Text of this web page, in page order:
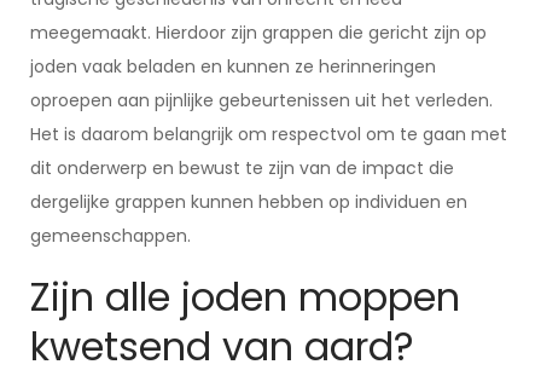
meegemaakt. Hierdoor zijn grappen die gericht zijn op
joden vaak beladen en kunnen ze herinneringen
oproepen aan pijnlijke gebeurtenissen uit het verleden.
Het is daarom belangrijk om respectvol om te gaan met
dit onderwerp en bewust te zijn van de impact die
dergelijke grappen kunnen hebben op individuen en
gemeenschappen.
Zijn alle joden moppen
kwetsend van aard?